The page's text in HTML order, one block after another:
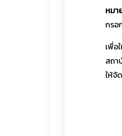
หมา
กรอ
เพื่อ
สถา
ให้จั